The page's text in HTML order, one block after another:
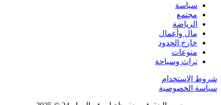
سياسة
مجتمع
الرياضة
مال وأعمال
خارج الحدود
منوعات
تراث وسياحة
شروط الإستخدام
سياسة الخصوصية